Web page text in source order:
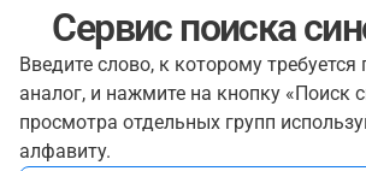
Сервис поиска
Введите слово, к которому требуется
аналог, и нажмите на кнопку «Поиск
просмотра отдельных групп
алфавиту.